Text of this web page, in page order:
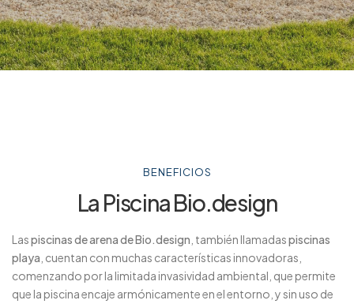
BENEFICIOS
La Piscina Bio.design
Laspiscinas de arena de Bio.design , también llamadaspiscinas
playa , cuentan con muchas características innovadoras,
comenzando por la limitada invasividad ambiental, que permite
que la piscina encaje armónicamente en el entorno, y sin uso de